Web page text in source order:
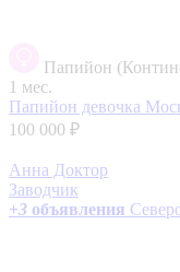
Папийон
1 мес.
Папийон девочка
100 000 ₽
Анна Доктор
Заводчик
+3 объявления